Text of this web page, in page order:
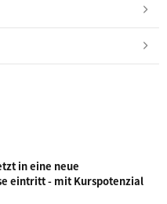
in eine neue
eintritt - mit Kurspotenzial